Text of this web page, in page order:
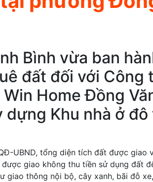
Bình vừa ban
đất đối với Công
Home Đồng
dựng Khu nhà ở
UBND, tổng diện tích đất được giao
giao không thu tiền sử dụng đất
giao thông nội bộ, cây xanh, bãi đỗ